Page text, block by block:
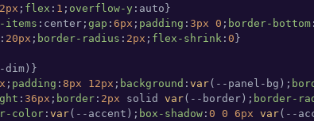
; flex : 1 ; overflow-y
items :center; gap : 6px ; padding : 3px 0 ; border-bottom :
: 20px ; border-radius : 2px ; flex-shrink : 0
; padding : 8px 12px ; background : var(--panel-bg);
: 36px ; border : 2px solid var(--border); border-
color : var(--accent); box-shadow : 0 0 6px var